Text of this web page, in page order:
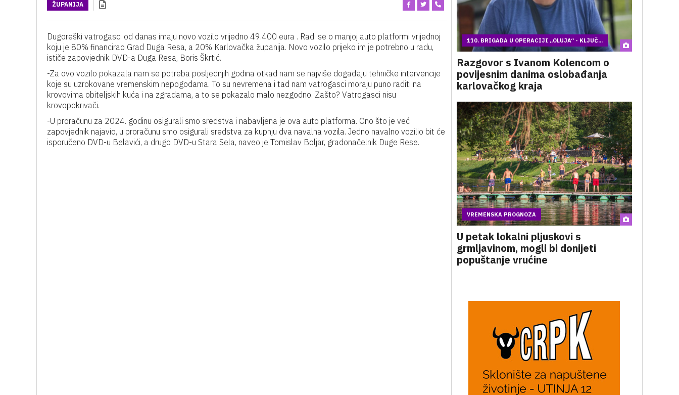
ŽUPANIJA
Dugoreški vatrogasci od danas imaju novo vozilo vrijedno 49.400 eura . Radi se o manjoj auto platformi vrijednoj
koju je 80% financirao Grad Duga Resa, a 20% Karlovačka županija. Novo vozilo prijeko im je potrebno u radu,
ističe zapovjednik DVD-a Duga Resa, Boris Škrtić.
-Za ovo vozilo pokazala nam se potreba posljednjih godina otkad nam se najviše događaju tehničke intervencije
koje su uzrokovane vremenskim nepogodama. To su nevremena i tad nam vatrogasci moraju puno raditi na
krovovima obiteljskih kuća i na zgradama, a to se pokazalo malo nezgodno. Zašto? Vatrogasci nisu
krovopokrivači.
-U proračunu za 2024. godinu osigurali smo sredstva i nabavljena je ova auto platforma. Ono što je već
zapovjednik najavio, u proračunu smo osigurali sredstva za kupnju dva navalna vozila. Jedno navalno vozilio bit će
isporučeno DVD-u Belavići, a drugo DVD-u Stara Sela, naveo je Tomislav Boljar, gradonačelnik Duge Rese.
110. BRIGADA U OPERACIJI „OLUJA“ - KLJUČ...
Razgovor s Ivanom Kolencom o
povijesnim danima oslobađanja
karlovačkog kraja
VREMENSKA PROGNOZA
U petak lokalni pljuskovi s
grmljavinom, mogli bi donijeti
popuštanje vrućine